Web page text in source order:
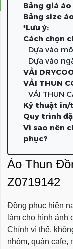
Bảng giá
Bảng size
*Lưu ý:
Cách chọn
Dựa vào
Dựa vào
VẢI
VẢI THUN
VẢI THUN
Kỹ thuật in/
Quy trình
Vì sao nên
phục?
Áo Thun
Z0719142
Đồng phục hiện
làm cho hình ảnh
Chính vì thế,
nhóm, quán cafe,